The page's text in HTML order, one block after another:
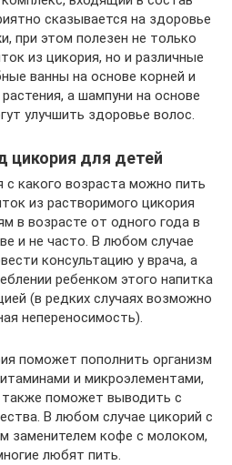
сказывается на здоровье
при этом полезен не только
из цикория, но и различные
ванны на основе корней и
а шампуни на основе
улучшить здоровье волос.
цикория для детей
с какого возраста можно пить
из растворимого цикория
в возрасте от одного года в
и не часто. В любом случае
консультацию у врача, а
ребенком этого напитка
(в редких случаях возможно
непереносимость).
поможет пополнить организм
и микроэлементами,
также поможет выводить с
В любом случае цикорий с
заменителем кофе с молоком,
любят пить.